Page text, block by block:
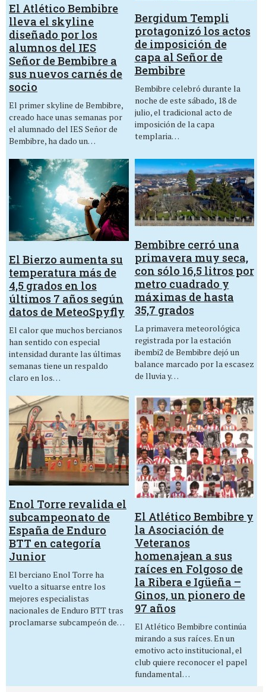
El Atlético Bembibre
lleva el skyline
diseñado por los
alumnos del IES
Señor de Bembibre a
sus nuevos carnés de
socio
El primer skyline de Bembibre,
creado hace unas semanas por
el alumnado del IES Señor de
Bembibre, ha dado un…
Bergidum Templi
protagonizó los actos
de imposición de
capa al Señor de
Bembibre
Bembibre celebró durante la
noche de este sábado, 18 de
julio, el tradicional acto de
imposición de la capa
templaria…
El Bierzo aumenta su
temperatura más de
4,5 grados en los
últimos 7 años según
datos de MeteoSpyfly
El calor que muchos bercianos
han sentido con especial
intensidad durante las últimas
semanas tiene un respaldo
claro en los…
Bembibre cerró una
primavera muy seca,
con sólo 16,5 litros por
metro cuadrado y
máximas de hasta
35,7 grados
La primavera meteorológica
registrada por la estación
ibembi2 de Bembibre dejó un
balance marcado por la escasez
de lluvia y…
Enol Torre revalida el
subcampeonato de
España de Enduro
BTT en categoría
Junior
El berciano Enol Torre ha
vuelto a situarse entre los
mejores especialistas
nacionales de Enduro BTT tras
proclamarse subcampeón de…
El Atlético Bembibre y
la Asociación de
Veteranos
homenajean a sus
raíces en Folgoso de
la Ribera e Igüeña –
Ginos, un pionero de
97 años
El Atlético Bembibre continúa
mirando a sus raíces. En un
emotivo acto institucional, el
club quiere reconocer el papel
fundamental…